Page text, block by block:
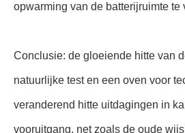
opwarming van de batterijruimte te
Conclusie: de gloeiende hitte van
natuurlijke test en een oven voor
veranderend hitte uitdagingen in
vooruitgang, net zoals de oude